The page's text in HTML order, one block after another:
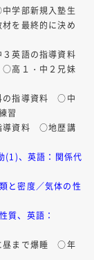
学部新規入塾生
を最終的に決め
英語の指導資料
高１・中２兄妹
の指導資料 ○中
習
導資料 ○地歴講
、英語：関係代
密度／気体の性
、英語：
昼まで爆睡 ○年